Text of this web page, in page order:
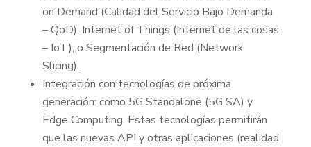
on Demand (Calidad del Servicio Bajo Demanda
– QoD), Internet of Things (Internet de las cosas
– IoT), o Segmentación de Red (Network
Slicing).
Integración con tecnologías de próxima
generación: como 5G Standalone (5G SA) y
Edge Computing. Estas tecnologías permitirán
que las nuevas API y otras aplicaciones (realidad